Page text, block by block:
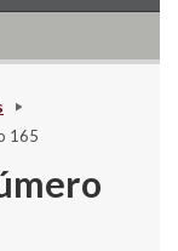
165